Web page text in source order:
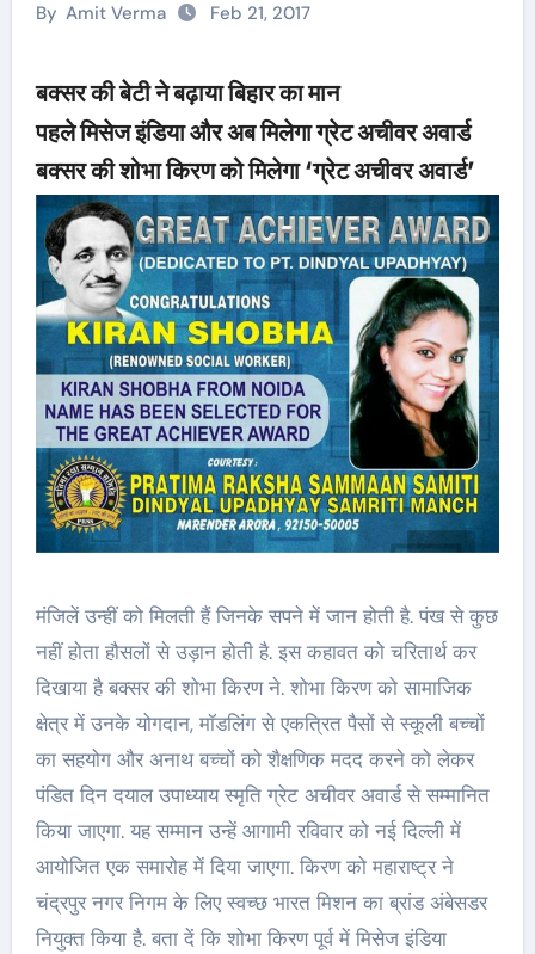
By Amit Verma Feb 21, 2017
बक्सर की बेटी ने बढ़ाया बिहार का मान
पहले मिसेज इंडिया और अब मिलेगा ग्रेट अचीवर अवार्ड
बक्सर की शोभा किरण को मिलेगा ‘ग्रेट अचीवर अवार्ड’
मंजिलें उन्हीं को मिलती हैं जिनके सपने में जान होती है. पंख से कुछ
नहीं होता हौसलों से उड़ान होती है. इस कहावत को चरितार्थ कर
दिखाया है बक्सर की शोभा किरण ने. शोभा किरण को सामाजिक
क्षेत्र में उनके योगदान, मॉडलिंग से एकत्रित पैसों से स्कूली बच्चों
का सहयोग और अनाथ बच्चों को शैक्षणिक मदद करने को लेकर
पंडित दिन दयाल उपाध्याय स्मृति ग्रेट अचीवर अवार्ड से सम्मानित
किया जाएगा. यह सम्मान उन्हें आगामी रविवार को नई दिल्ली में
आयोजित एक समारोह में दिया जाएगा. किरण को महाराष्ट्र ने
चंद्रपुर नगर निगम के लिए स्वच्छ भारत मिशन का ब्रांड अंबेसडर
नियुक्त किया है. बता दें कि शोभा किरण पूर्व में मिसेज इंडिया